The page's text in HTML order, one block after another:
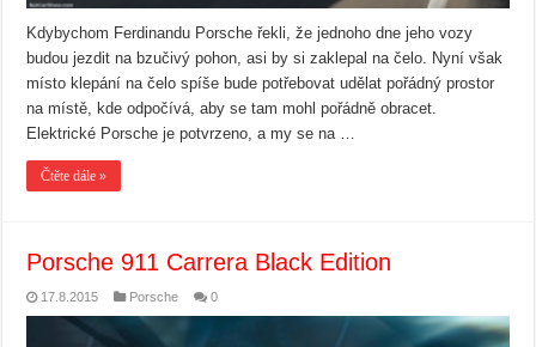
Kdybychom Ferdinandu Porsche řekli, že jednoho dne jeho vozy
budou jezdit na bzučivý pohon, asi by si zaklepal na čelo. Nyní však
místo klepání na čelo spíše bude potřebovat udělat pořádný prostor
na místě, kde odpočívá, aby se tam mohl pořádně obracet.
Elektrické Porsche je potvrzeno, a my se na …
Čtěte dále »
Porsche 911 Carrera Black Edition
17.8.2015 Porsche 0